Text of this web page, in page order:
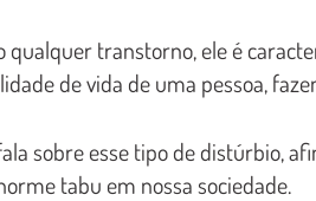
qualquer transtorno, ele é
de vida de uma pessoa,
sobre esse tipo de distúrbio,
tabu em nossa sociedade.